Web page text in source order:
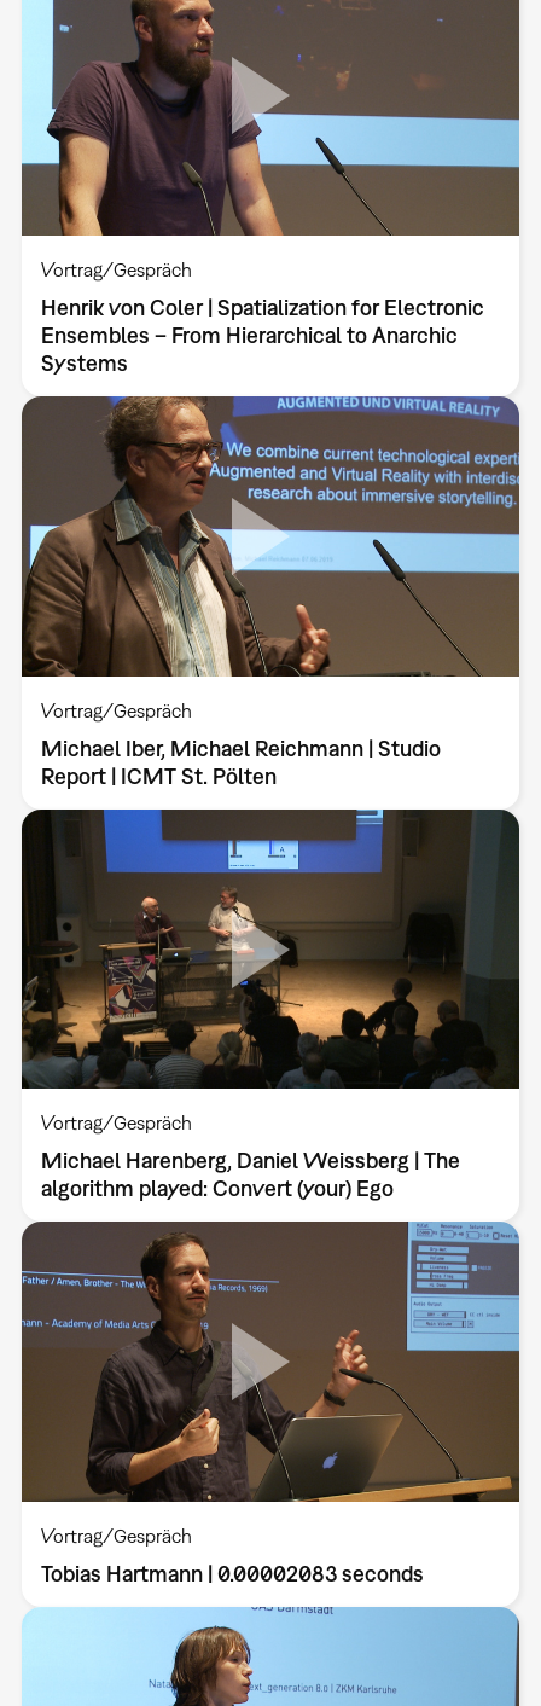
Vortrag/Gespräch
Henrik von Coler | Spatialization for Electronic
Ensembles – From Hierarchical to Anarchic
Systems
Vortrag/Gespräch
Michael Iber, Michael Reichmann | Studio
Report | ICMT St. Pölten
Vortrag/Gespräch
Michael Harenberg, Daniel Weissberg | The
algorithm played: Convert (your) Ego
Vortrag/Gespräch
Tobias Hartmann | 0.00002083 seconds